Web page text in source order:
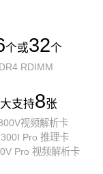
个或32个
RDIMM
支持8张
视频解析卡
Pro 推理卡
Pro 视频解析卡